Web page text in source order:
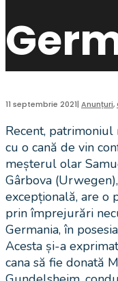
11 septembrie 2021| Anunțuri,
Recent,
cu o cană de vin
meșterul olar
Gârbova
excepțională, are o
prin împrejurări
Germania, în
Acesta și-a
cana să fie donată